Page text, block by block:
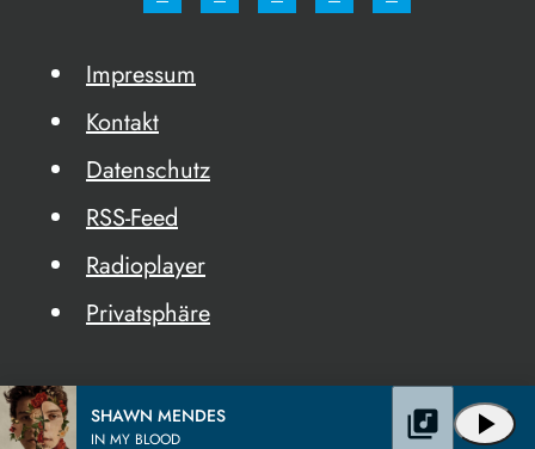
Impressum
Kontakt
Datenschutz
RSS-Feed
Radioplayer
Privatsphäre
SHAWN MENDES
IN MY BLOOD play_arrow
library_music